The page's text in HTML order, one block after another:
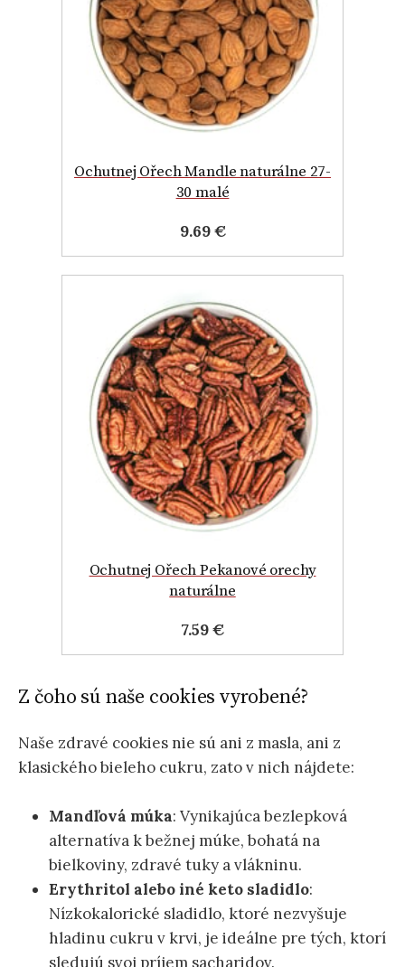
Ochutnej Ořech Mandle naturálne 27-
30 malé
9.69 €
Ochutnej Ořech Pekanové orechy
naturálne
7.59 €
Z čoho sú naše cookies vyrobené?
Naše zdravé cookies nie sú ani z masla, ani z
klasického bieleho cukru, zato v nich nájdete:
Mandľová múka: Vynikajúca bezlepková
alternatíva k bežnej múke, bohatá na
bielkoviny, zdravé tuky a vlákninu.
Erythritol alebo iné keto sladidlo:
Nízkokalorické sladidlo, ktoré nezvyšuje
hladinu cukru v krvi, je ideálne pre tých, ktorí
sledujú svoj príjem sacharidov.